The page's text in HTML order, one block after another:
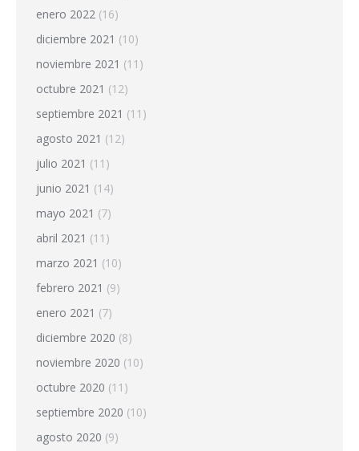
enero 2022 (16)
diciembre 2021 (10)
noviembre 2021 (11)
octubre 2021 (12)
septiembre 2021 (11)
agosto 2021 (12)
julio 2021 (11)
junio 2021 (14)
mayo 2021 (7)
abril 2021 (11)
marzo 2021 (10)
febrero 2021 (9)
enero 2021 (7)
diciembre 2020 (8)
noviembre 2020 (10)
octubre 2020 (11)
septiembre 2020 (10)
agosto 2020 (9)